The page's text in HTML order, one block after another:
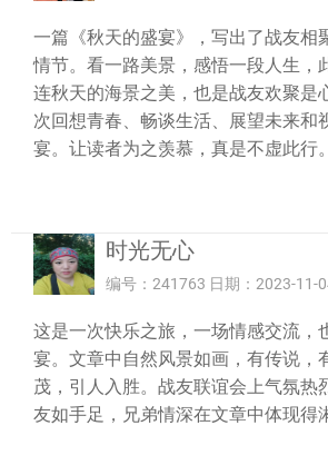
一篇《秋天的盛宴》，写出了战友相
情节。看一路美景，感悟一段人生，
连秋天的海景之美，也是战友欢聚是
次回想青春、畅谈生活、展望未来和
宴。让读者为之羡慕，真是不虚此行
时光无心
编号：241763 日期：2023-11-
这是一次快乐之旅，一场情感交流，
宴。文章中自然风景如画，有传说，
茂，引人入胜。战友联谊会上气氛热
友如手足，兄弟情深在文章中体现得